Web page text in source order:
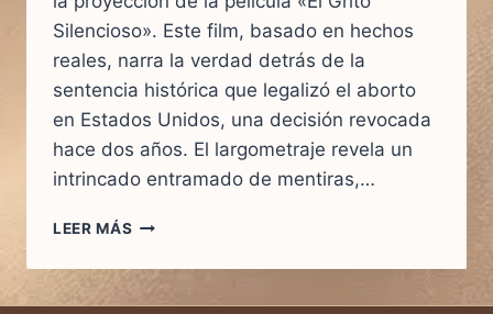
Silencioso». Este film, basado en hechos
reales, narra la verdad detrás de la
sentencia histórica que legalizó el aborto
en Estados Unidos, una decisión revocada
hace dos años. El largometraje revela un
intrincado entramado de mentiras,…
LEER MÁS
SILENCIOSO